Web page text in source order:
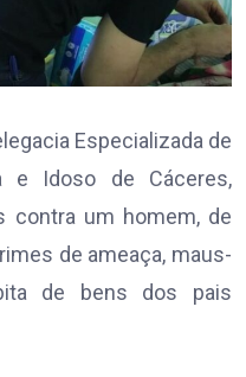
Especializada de
e Idoso de Cáceres,
contra um homem, de
de ameaça, maus-
de bens dos pais